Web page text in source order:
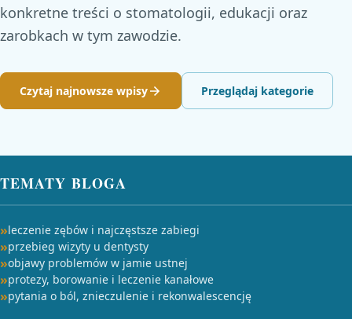
konkretne treści o stomatologii, edukacji oraz
zarobkach w tym zawodzie.
Czytaj najnowsze wpisy Przeglądaj kategorie
TEMATY BLOGA
leczenie zębów i najczęstsze zabiegi
przebieg wizyty u dentysty
objawy problemów w jamie ustnej
protezy, borowanie i leczenie kanałowe
pytania o ból, znieczulenie i rekonwalescencję